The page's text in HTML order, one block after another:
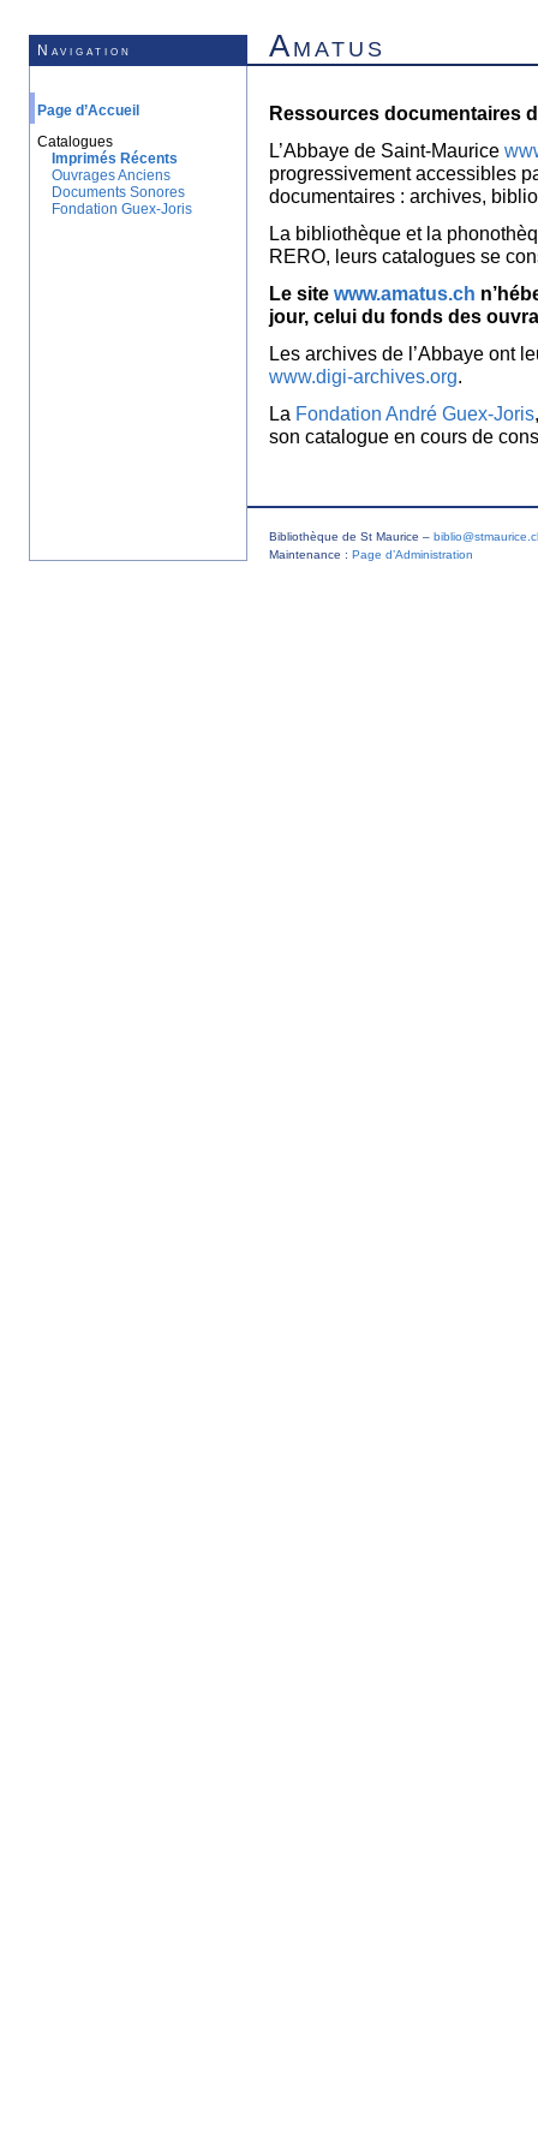
Navigation Amatus
Page d’Accueil
Catalogues
Imprimés Récents
Ouvrages Anciens
Documents Sonores
Fondation Guex-Joris
Ressources documentaires
L’Abbaye de Saint-Maurice
progressivement accessibles
documentaires : archives,
La bibliothèque et la
RERO, leurs catalogues se
Le site www.amatus.ch
jour, celui du fonds des
Les archives de l’Abbaye ont
www.digi-archives.org.
La Fondation André Guex-Joris
son catalogue en cours de
Bibliothèque de St Maurice –
Maintenance : Page d’Administration